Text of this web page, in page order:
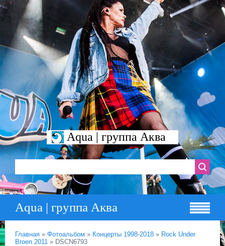
Aqua | группа Аква
Aqua | группа Аква
Главная » Фотоальбом » Концерты 1998-2018 » Rock Under
Broen 2011 » DSCN6793